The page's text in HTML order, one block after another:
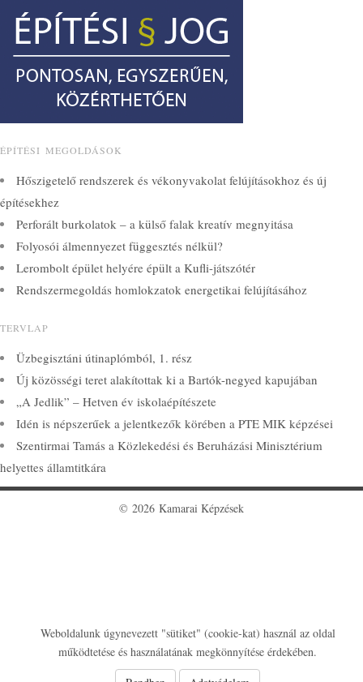
ÉPÍTÉSI MEGOLDÁSOK
Hőszigetelő rendszerek és vékonyvakolat felújításokhoz és új
építésekhez
Perforált burkolatok – a külső falak kreatív megnyitása
Folyosói álmennyezet függesztés nélkül?
Lerombolt épület helyére épült a Kufli-játszótér
Rendszermegoldás homlokzatok energetikai felújításához
TERVLAP
Üzbegisztáni útinaplómból, 1. rész
Új közösségi teret alakítottak ki a Bartók-negyed kapujában
„A Jedlik” – Hetven év iskolaépítészete
Idén is népszerűek a jelentkezők körében a PTE MIK képzései
Szentirmai Tamás a Közlekedési és Beruházási Minisztérium
helyettes államtitkára
Weboldalunk úgynevezett "sütiket" (cookie-kat) használ az oldal
működtetése és használatának megkönnyítése érdekében.
© 2026 Kamarai Képzések